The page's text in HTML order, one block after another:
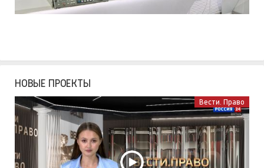
НОВЫЕ ПРОЕКТЫ
Вести. Право